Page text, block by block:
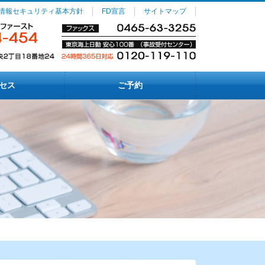
報セキュリティ基本方針 FD宣言 サイトマップ
ス ご予約